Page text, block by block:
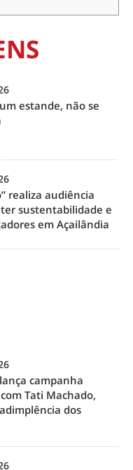
estande, não se
realiza audiência
sustentabilidade e
em Açailândia
campanha
Tati Machado,
dos